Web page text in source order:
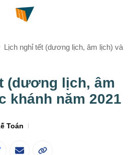
Lịch nghỉ tết (dương lịch, âm lịch) và
(dương lịch, âm
khánh năm 2021
Toán